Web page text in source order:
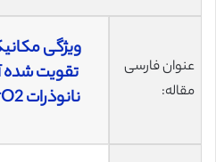
عنوان فارسی
مقاله:
ویژگی